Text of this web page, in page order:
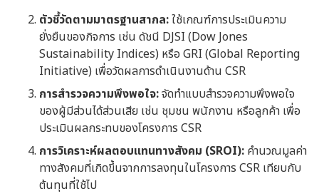
ตัวชี้วัดตามมาตรฐานสากล:ใช้เกณฑ์การประเมินความ
ยั่งยืนของกิจการ เช่น ดัชนี DJSI (Dow Jones
Sustainability Indices) หรือ GRI (Global Reporting
Initiative) เพื่อวัดผลการดำเนินงานด้าน CSR
การสำรวจความพึงพอใจ:จัดทำแบบสำรวจความพึงพอใจ
ของผู้มีส่วนได้ส่วนเสีย เช่น ชุมชน พนักงาน หรือลูกค้า เพื่อ
ประเมินผลกระทบของโครงการ CSR
การวิเคราะห์ผลตอบแทนทางสังคม (SROI): คำนวณมูลค่า
ทางสังคมที่เกิดขึ้นจากการลงทุนในโครงการ CSR เทียบกับ
ต้นทุนที่ใช้ไป